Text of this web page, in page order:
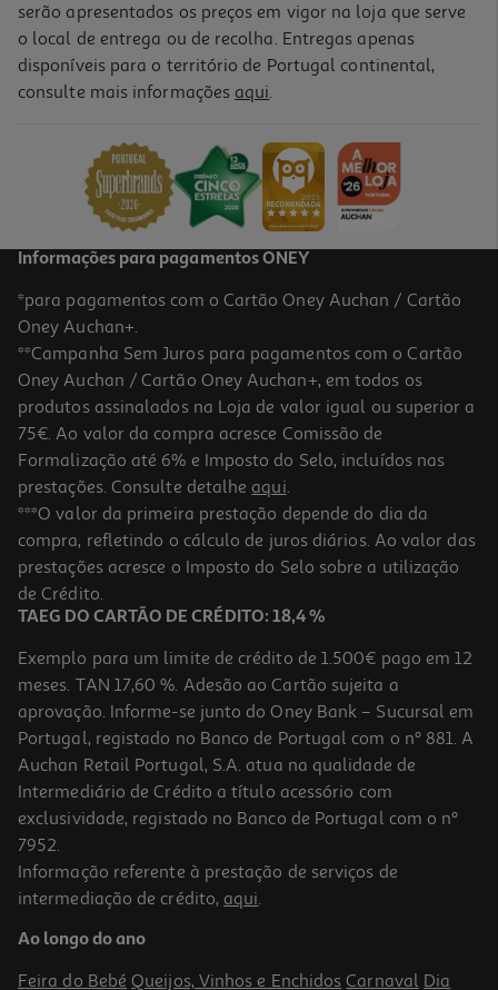
Vinho Tinto Piano 17 Reserva Douro 0.75l
29,00 €
5.0
Vinho Tinto Piano Reserva Douro 0.75l
11.99 €/Lt
8,99 €
Vinho Tinto Piano Touriga Nacional Douro 0.75 L
13.85 €/Lt
serão apresentados os preços em vigor na loja que serve
o local de entrega ou de recolha. Entregas apenas
disponíveis para o território de Portugal continental,
consulte mais informações aqui.
Informações para pagamentos ONEY
*para pagamentos com o Cartão Oney Auchan / Cartão
Oney Auchan+.
**Campanha Sem Juros para pagamentos com o Cartão
Oney Auchan / Cartão Oney Auchan+, em todos os
produtos assinalados na Loja de valor igual ou superior a
75€. Ao valor da compra acresce Comissão de
Formalização até 6% e Imposto do Selo, incluídos nas
prestações. Consulte detalhe aqui.
***O valor da primeira prestação depende do dia da
compra, refletindo o cálculo de juros diários. Ao valor das
prestações acresce o Imposto do Selo sobre a utilização
de Crédito.
TAEG DO CARTÃO DE CRÉDITO: 18,4 %
Exemplo para um limite de crédito de 1.500€ pago em 12
meses. TAN 17,60 %. Adesão ao Cartão sujeita a
aprovação. Informe-se junto do Oney Bank – Sucursal em
Portugal, registado no Banco de Portugal com o nº 881. A
Auchan Retail Portugal, S.A. atua na qualidade de
Intermediário de Crédito a título acessório com
exclusividade, registado no Banco de Portugal com o nº
7952.
Informação referente à prestação de serviços de
intermediação de crédito, aqui.
Ao longo do ano
Feira do Bebé Queijos, Vinhos e Enchidos Carnaval Dia